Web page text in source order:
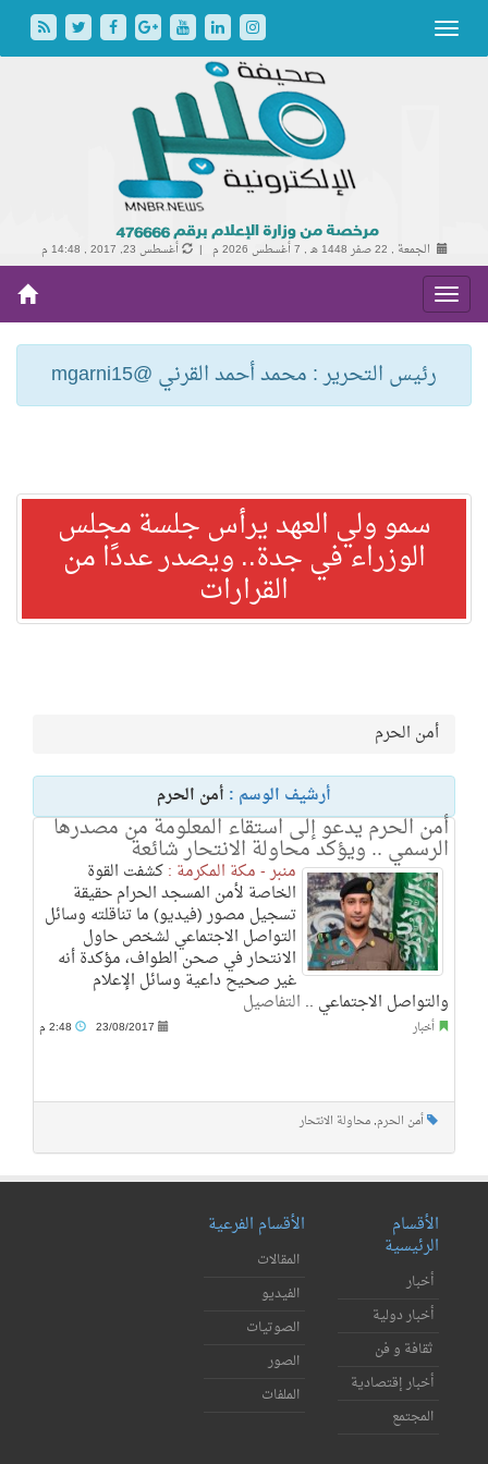
الجمعة , 22 صفر 1448 هـ , 7 أغسطس 2026 م | أغسطس 23, 2017 , 14:48 م
رئيس التحرير : محمد أحمد القرني @mgarni15
سمو ولي العهد يرأس جلسة مجلس
الوزراء في جدة.. ويصدر عددًا من
القرارات
أمن الحرم
أرشيف الوسم : أمن الحرم
أمن الحرم يدعو إلى استقاء المعلومة من مصدرها
الرسمي .. ويؤكد محاولة الانتحار شائعة
منبر - مكة المكرمة :كشفت القوة
الخاصة لأمن المسجد الحرام حقيقة
تسجيل مصور (فيديو) ما تناقلته وسائل
التواصل الاجتماعي لشخص حاول
الانتحار في صحن الطواف، مؤكدة أنه
غير صحيح داعية وسائل الإعلام
والتواصل الاجتماعي .. التفاصيل
أخبار 23/08/2017
أمن الحرم, محاولة الانتحار
الأقسام
الرئيسية
أخبار
أخبار دولية
ثقافة و فن
أخبار إقتصادية
المجتمع
الأقسام الفرعية
المقالات
الفيديو
الصوتيات
الصور
الملفات